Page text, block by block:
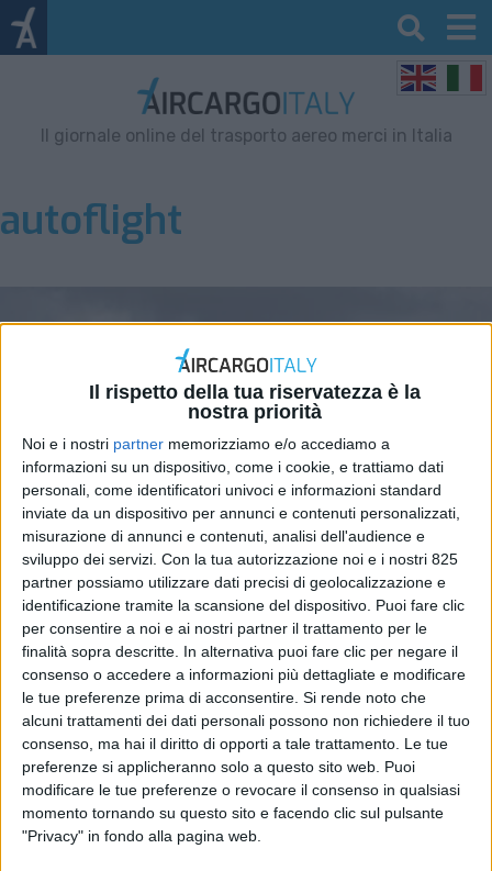
Il rispetto della tua riservatezza è la
nostra priorità
Noi e i nostri partner memorizziamo e/o accediamo a
informazioni su un dispositivo, come i cookie, e trattiamo dati
personali, come identificatori univoci e informazioni standard
inviate da un dispositivo per annunci e contenuti personalizzati,
misurazione di annunci e contenuti, analisi dell'audience e
sviluppo dei servizi. Con la tua autorizzazione noi e i nostri 825
partner possiamo utilizzare dati precisi di geolocalizzazione e
identificazione tramite la scansione del dispositivo. Puoi fare clic
per consentire a noi e ai nostri partner il trattamento per le
finalità sopra descritte. In alternativa puoi fare clic per negare il
consenso o accedere a informazioni più dettagliate e modificare
le tue preferenze prima di acconsentire. Si rende noto che
alcuni trattamenti dei dati personali possono non richiedere il tuo
consenso, ma hai il diritto di opporti a tale trattamento. Le tue
preferenze si applicheranno solo a questo sito web. Puoi
modificare le tue preferenze o revocare il consenso in qualsiasi
momento tornando su questo sito e facendo clic sul pulsante
"Privacy" in fondo alla pagina web.
Il giornale online del trasporto aereo merci in Italia
autoflight
In Cina prende il via una linea
droni regolare nelle aree
montuose della provincia di
Guizhou
ESTERO 25 NOVEMBRE 2025